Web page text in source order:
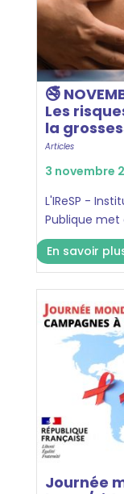
🚭
Les
la
Articles
3 novembre
L'IReSP -
Publique met
En savoir
Journée